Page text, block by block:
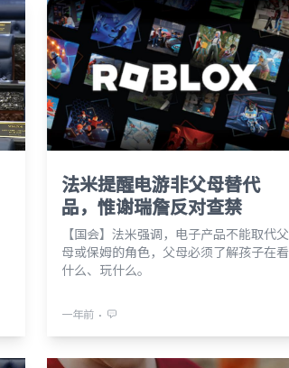
法米提醒电游非父母替代
品，惟谢瑞詹反对查禁
【国会】法米强调，电子产品不能取代父
母或保姆的角色，父母必须了解孩子在看
什么、玩什么。
一年前 ⋅